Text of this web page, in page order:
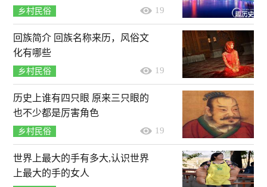
乡村民俗 19
回族简介 回族名称来历，风俗文
化有哪些
乡村民俗 19
历史上谁有四只眼 原来三只眼的
也不少都是厉害角色
乡村民俗 19
世界上最大的手有多大,认识世界
上最大的手的女人